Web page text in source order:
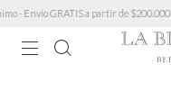
$200.000 (excepto Muebles) 10%